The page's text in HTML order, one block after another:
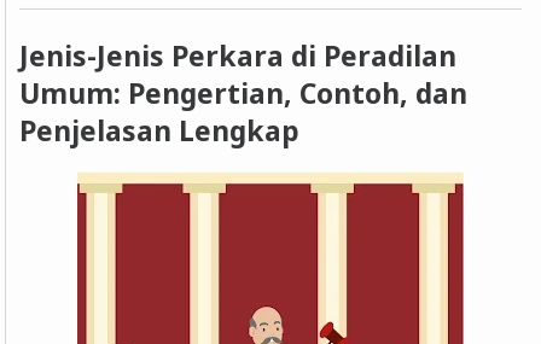
Jenis-Jenis Perkara di Peradilan
Umum: Pengertian, Contoh, dan
Penjelasan Lengkap